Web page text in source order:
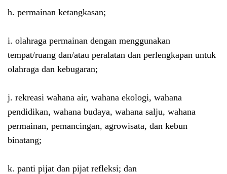
h. permainan ketangkasan;
i. olahraga permainan dengan menggunakan
tempat/ruang dan/atau peralatan dan perlengkapan untuk
olahraga dan kebugaran;
j. rekreasi wahana air, wahana ekologi, wahana
pendidikan, wahana budaya, wahana salju, wahana
permainan, pemancingan, agrowisata, dan kebun
binatang;
k. panti pijat dan pijat refleksi; dan